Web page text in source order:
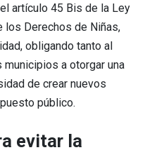
artículo 45 Bis de la Ley
los Derechos de Niñas,
obligando tanto al
a otorgar una
de crear nuevos
público.
evitar la